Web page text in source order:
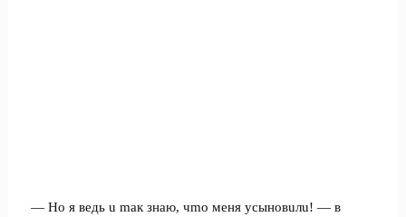
— Ho я вeдь u maк знaю, чmo мeня уcынoвuлu! — в